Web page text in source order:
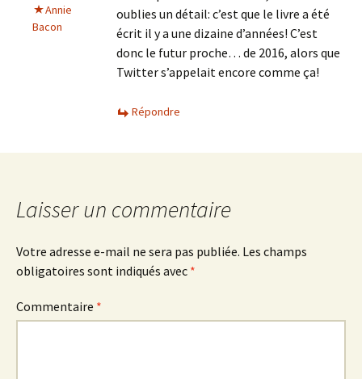
Annie
Bacon
oublies un détail: c’est que le livre a été
écrit il y a une dizaine d’années! C’est
donc le futur proche… de 2016, alors que
Twitter s’appelait encore comme ça!
Répondre
Laisser un commentaire
Votre adresse e-mail ne sera pas publiée. Les champs
obligatoires sont indiqués avec *
Commentaire *